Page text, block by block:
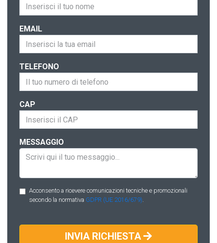
EMAIL
TELEFONO
CAP
MESSAGGIO
Acconsento a ricevere comunicazioni tecniche e promozionali
secondo la normativa GDPR (UE 2016/679).
INVIA RICHIESTA